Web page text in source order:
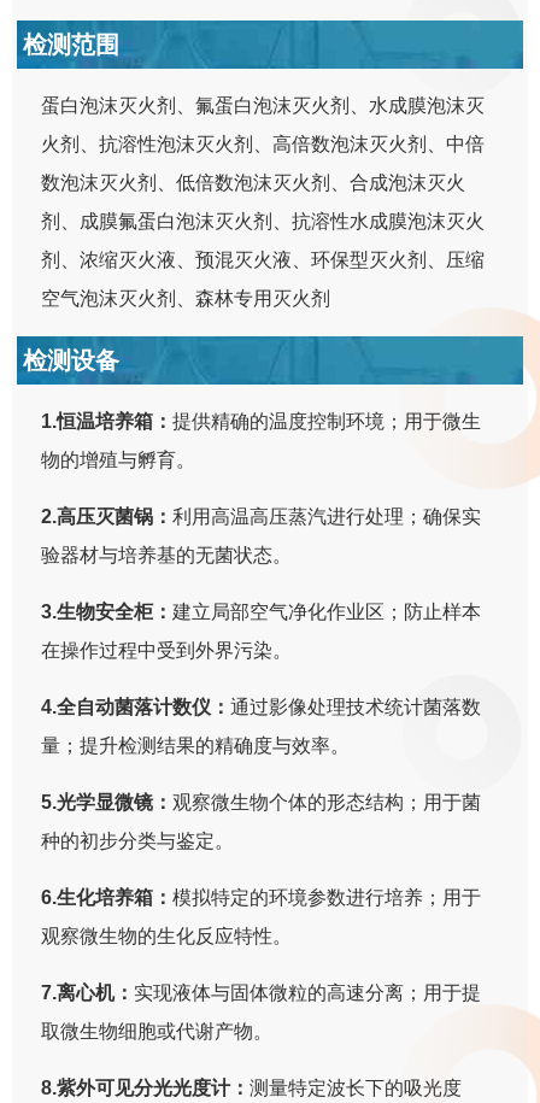
检测范围
蛋白泡沫灭火剂、氟蛋白泡沫灭火剂、水成膜泡沫灭
火剂、抗溶性泡沫灭火剂、高倍数泡沫灭火剂、中倍
数泡沫灭火剂、低倍数泡沫灭火剂、合成泡沫灭火
剂、成膜氟蛋白泡沫灭火剂、抗溶性水成膜泡沫灭火
剂、浓缩灭火液、预混灭火液、环保型灭火剂、压缩
空气泡沫灭火剂、森林专用灭火剂
检测设备
1.恒温培养箱：提供精确的温度控制环境；用于微生
物的增殖与孵育。
2.高压灭菌锅：利用高温高压蒸汽进行处理；确保实
验器材与培养基的无菌状态。
3.生物安全柜：建立局部空气净化作业区；防止样本
在操作过程中受到外界污染。
4.全自动菌落计数仪：通过影像处理技术统计菌落数
量；提升检测结果的精确度与效率。
5.光学显微镜：观察微生物个体的形态结构；用于菌
种的初步分类与鉴定。
6.生化培养箱：模拟特定的环境参数进行培养；用于
观察微生物的生化反应特性。
7.离心机： 实现液体与固体微粒的高速分离；用于提
取微生物细胞或代谢产物。
8.紫外可见分光光度计：测量特定波长下的吸光度